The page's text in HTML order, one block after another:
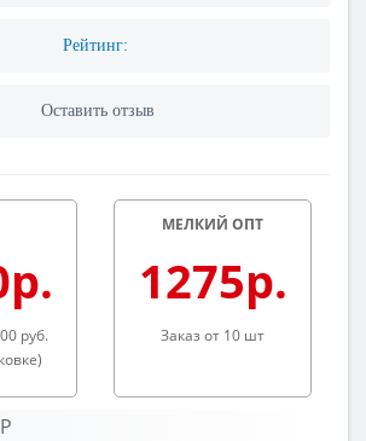
Рейтинг:
Оставить отзыв
руб.
МЕЛКИЙ ОПТ
1275р.
Заказ от 10 шт